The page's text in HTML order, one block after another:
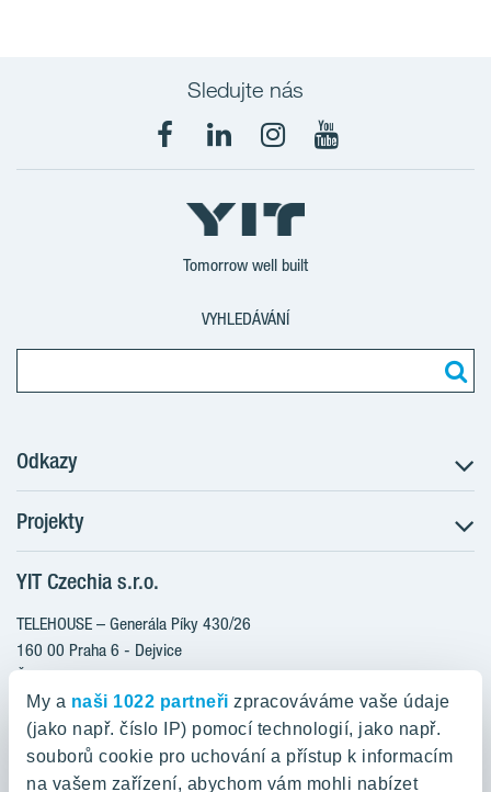
My a naši 1022 partneři zpracováváme vaše údaje
(jako např. číslo IP) pomocí technologií, jako např.
souborů cookie pro uchování a přístup k informacím
na vašem zařízení, abychom vám mohli nabízet
Sledujte nás
Tomorrow well built
VYHLEDÁVÁNÍ
Odkazy
Postup koupě
Klientské změny
Aktuality
Blog
Kariéra
O nás
YIT PLUS
Projekty
RANTA Barrandov III
RANTA Barrandov IV
TOIVO Roztyly II
KALEVALA
VIRTA Kladno
YIT Czechia s.r.o.
TELEHOUSE – Generála Píky 430/26
160 00 Praha 6 - Dejvice
Česká republika
800 200 666
domov@yit.cz